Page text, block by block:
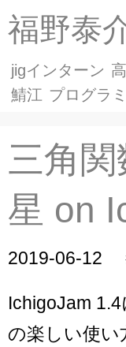
福野泰
jigインターン
鯖江 プログラ
三角
星 on
2019-06-12
IchigoJam
の楽しい使い